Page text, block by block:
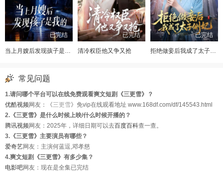
已完结
当上月嫂后发现孩子是我的
已完结
清冷权臣他又争又抢
已完结
拒绝做妾后我成了太子侧妃
常见问题
1.请问哪个平台可以在线免费观看爽文短剧《三更雪》？
优酷视频网友：《三更雪》免vip在线观看地址 www.168df.com/df/145543.html
2.《三更雪》是什么时候上映/什么时候开播的？
腾讯视频网友：2025年，详细日期可以去百度百科查一查。
3.《三更雪》主要演员有哪些？
爱奇艺网友：主演何蓝逗,邓孝慈
4.爽文短剧《三更雪》有多少集？
电影吧网友：现在是全集已完结